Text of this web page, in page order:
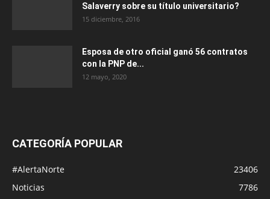
Salaverry sobre su título universitario?
15 diciembre, 2016
Esposa de otro oficial ganó 56 contratos
con la PNP de...
12 mayo, 2020
CATEGORÍA POPULAR
#AlertaNorte
23406
Noticias
7786